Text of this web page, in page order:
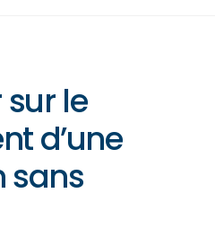
le
d’une
sans